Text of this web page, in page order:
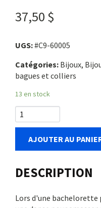
37,50 $
UGS:#C9-60005
Catégories: Bijoux,
bagues et colliers
13 en stock
AJOUTER AU
DESCRIPTION
Lors d'une